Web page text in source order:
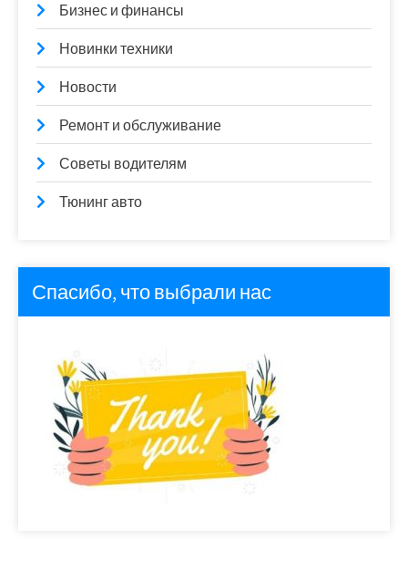
Бизнес и финансы
Новинки техники
Новости
Ремонт и обслуживание
Советы водителям
Тюнинг авто
Спасибо, что выбрали нас